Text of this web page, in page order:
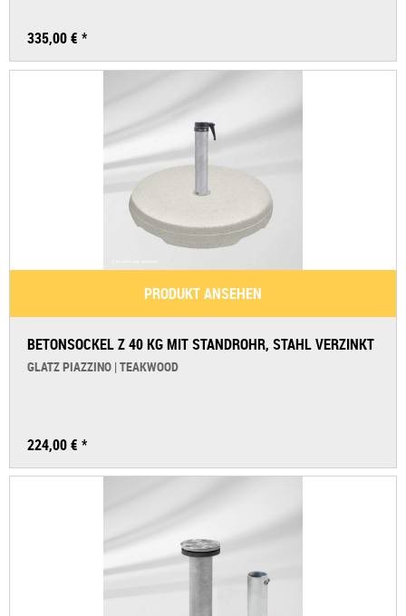
335,00 € *
PRODUKT ANSEHEN
BETONSOCKEL Z 40 KG MIT STANDROHR, STAHL VERZINKT
GLATZ PIAZZINO | TEAKWOOD
224,00 € *